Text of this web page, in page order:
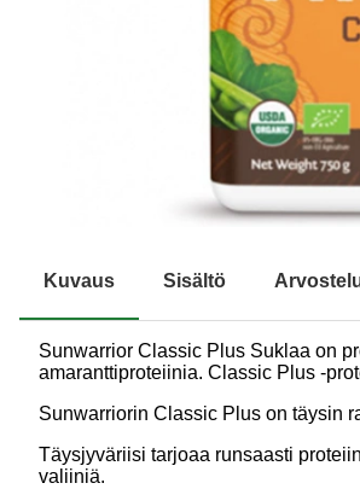
Kuvaus Sisältö
Sunwarrior Classic Plus Suklaa on
amaranttiproteiinia. Classic Plus -
Sunwarriorin Classic Plus on täysin
Täysjyväriisi tarjoaa runsaasti
valiiniä.